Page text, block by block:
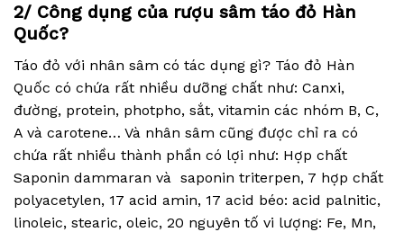
2/ Công dụng của rượu sâm táo đỏ Hàn
Quốc?
Táo đỏ với nhân sâm có tác dụng gì? Táo đỏ Hàn
Quốc có chứa rất nhiều dưỡng chất như: Canxi,
đường, protein, photpho, sắt, vitamin các nhóm B, C,
A và carotene… Và nhân sâm cũng được chỉ ra có
chứa rất nhiều thành phần có lợi như: Hợp chất
Saponin dammaran và saponin triterpen, 7 hợp chất
polyacetylen, 17 acid amin, 17 acid béo: acid palnitic,
linoleic, stearic, oleic, 20 nguyên tố vi lượng: Fe, Mn,